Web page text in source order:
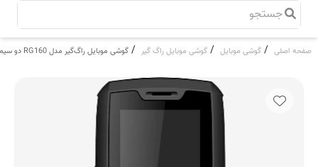
صفحه اصلی / گوشی موبایل / گوشی موبایل راگ گیر / گوشی موبایل راگ‌گیر مدل RG160 دو سیم کارت ظرفیت 4 گیگابایت و رم 512 مگابایت (بدون دوربین)